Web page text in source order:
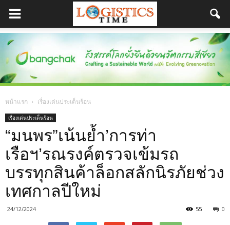
หน้าแรก เรื่องเด่นประเด็นร้อน
เรื่องเด่นประเด็นร้อน
“มนพร”เน้นย้ำ’การท่า
เรือฯ’รณรงค์ตรวจเข้มรถ
บรรทุกสินค้าล็อกสลักนิรภัยช่วง
เทศกาลปีใหม่
24/12/2024 0
55